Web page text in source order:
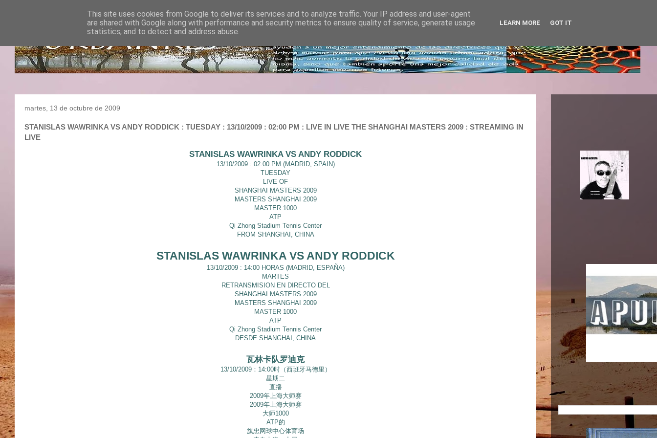
martes, 13 de octubre de 2009
STANISLAS WAWRINKA VS ANDY RODDICK : TUESDAY : 13/10/2009 : 02:00 PM : LIVE IN LIVE THE SHANGHAI MASTERS 2009 : STREAMING IN
LIVE
STANISLAS WAWRINKA VS ANDY RODDICK
13/10/2009 : 02:00 PM (MADRID, SPAIN)
TUESDAY
LIVE OF
SHANGHAI MASTERS 2009
MASTERS SHANGHAI 2009
MASTER 1000
ATP
Qi Zhong Stadium Tennis Center
FROM SHANGHAI, CHINA
STANISLAS WAWRINKA VS ANDY RODDICK
13/10/2009 : 14:00 HORAS (MADRID, ESPAÑA)
MARTES
RETRANSMISION EN DIRECTO DEL
SHANGHAI MASTERS 2009
MASTERS SHANGHAI 2009
MASTER 1000
ATP
Qi Zhong Stadium Tennis Center
DESDE SHANGHAI, CHINA
瓦林卡队罗迪克
13/10/2009：14:00时（西班牙马德里）
星期二
直播
2009年上海大师赛
2009年上海大师赛
大师1000
ATP的
旗忠网球中心体育场
This site uses cookies from Google to deliver its services and to analyze traffic. Your IP address and user-agent
are shared with Google along with performance and security metrics to ensure quality of service, generate usage
statistics, and to detect and address abuse.
LEARN MORE GOT IT